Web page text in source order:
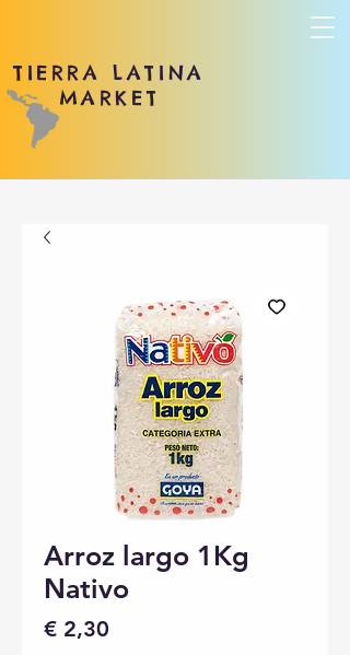
TIERRA LATINA
MARKET
Arroz largo 1Kg
Nativo
€ 2,30